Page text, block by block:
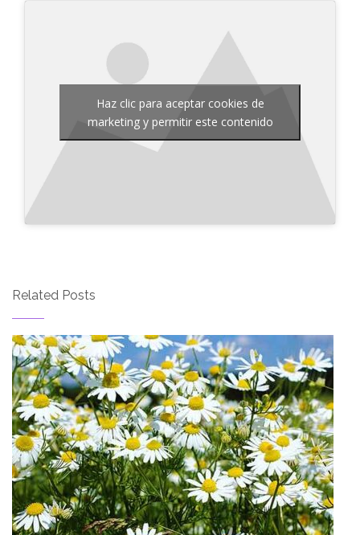
Haz clic para aceptar cookies de
marketing y permitir este contenido
Related Posts